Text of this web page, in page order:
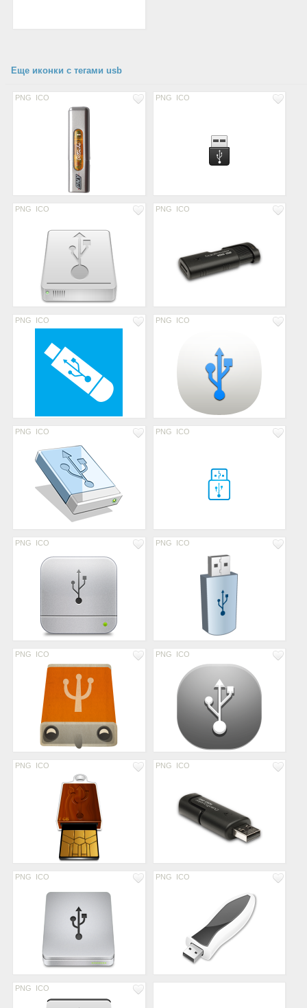
Еще иконки с тегами usb
PNG ICO PNG ICO
PNG ICO PNG ICO
PNG ICO PNG ICO
PNG ICO PNG ICO
PNG ICO PNG ICO
PNG ICO PNG ICO
PNG ICO PNG ICO
PNG ICO PNG ICO
PNG ICO